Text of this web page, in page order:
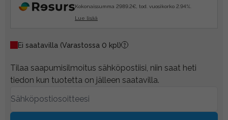
Kokonaissumma 2989.2€, tod. vuosikorko 2.94%.
Lue lisää
Ei saatavilla (Varastossa 0 kpl)
Tilaa saapumisilmoitus sähköpostiisi, niin saat heti
tiedon kun tuotetta on jälleen saatavilla.